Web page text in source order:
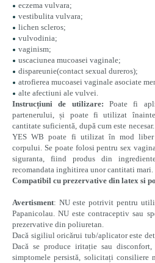
eczema vulvara;
vestibulita vulvara;
lichen scleros;
vulvodinia;
vaginism;
uscaciunea mucoasei vaginale;
dispareunie(contact sexual dureros);
atrofierea mucoasei vaginale asociate
alte afectiuni ale vulvei.
Instrucțiuni de utilizare: Poate fi
partenerului, și poate fi utilizat
cantitate suficientă, după cum este
YES WB poate fi utilizat în mod liber
corpului. Se poate folosi pentru sex
siguranta, fiind produs din
recomandata inghitirea unor cantitati mari.
Compatibil cu prezervative din latex si
Avertisment: NU este potrivit pentru
Papanicolau. NU este contraceptiv sau
prezervative din poliuretan.
Dacă sigiliul oricărui tub/aplicator este
Dacă se produce iritație sau
simptomele persistă, solicitați consiliere